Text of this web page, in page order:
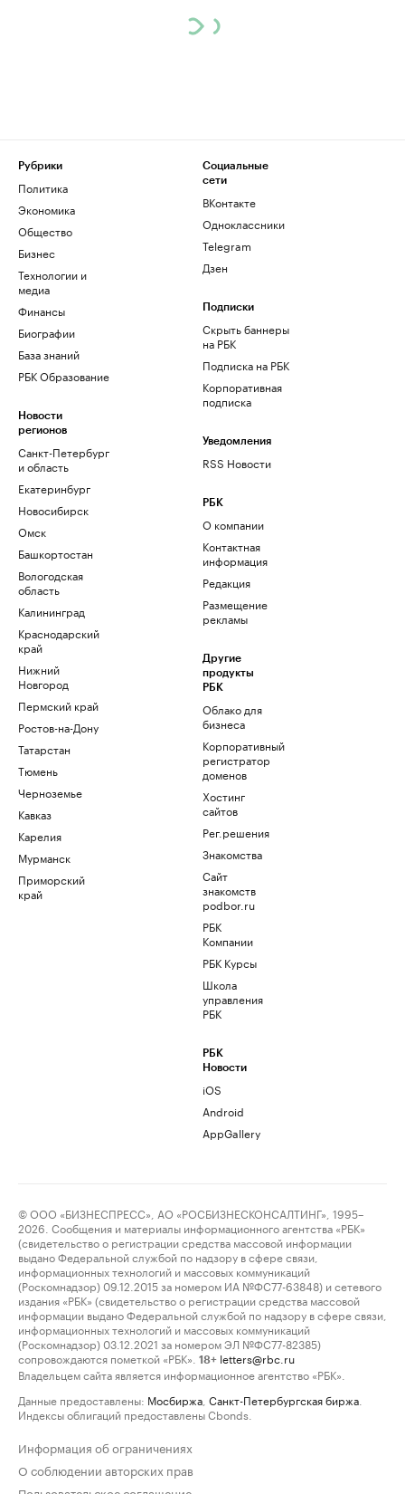
Рубрики
Политика
Экономика
Общество
Бизнес
Технологии и
медиа
Финансы
Биографии
База знаний
РБК Образование
Новости
регионов
Санкт-Петербург
и область
Екатеринбург
Новосибирск
Омск
Башкортостан
Вологодская
область
Калининград
Краснодарский
край
Нижний
Новгород
Пермский край
Ростов-на-Дону
Татарстан
Тюмень
Черноземье
Кавказ
Карелия
Мурманск
Приморский
край
Социальные
сети
ВКонтакте
Одноклассники
Telegram
Дзен
Подписки
Скрыть баннеры
на РБК
Подписка на РБК
Корпоративная
подписка
Уведомления
RSS Новости
РБК
О компании
Контактная
информация
Редакция
Размещение
рекламы
Другие
продукты
РБК
Облако для
бизнеса
Корпоративный
регистратор
доменов
Хостинг
сайтов
Рег.решения
Знакомства
Сайт
знакомств
podbor.ru
РБК
Компании
РБК Курсы
Школа
управления
РБК
РБК
Новости
iOS
Android
AppGallery
© ООО «БИЗНЕСПРЕСС», АО «РОСБИЗНЕСКОНСАЛТИНГ», 1995–
2026. Сообщения и материалы информационного агентства «РБК»
(свидетельство о регистрации средства массовой информации
выдано Федеральной службой по надзору в сфере связи,
информационных технологий и массовых коммуникаций
(Роскомнадзор) 09.12.2015 за номером ИА №ФС77-63848) и сетевого
издания «РБК» (свидетельство о регистрации средства массовой
информации выдано Федеральной службой по надзору в сфере связи,
информационных технологий и массовых коммуникаций
(Роскомнадзор) 03.12.2021 за номером ЭЛ №ФС77-82385)
сопровождаются пометкой «РБК».
18+ letters@rbc.ru
Владельцем сайта является информационное агентство «РБК».
Данные предоставлены: Мосбиржа Санкт-Петербургская биржа
Индексы облигаций предоставлены Cbonds.
Информация об ограничениях
О соблюдении авторских прав